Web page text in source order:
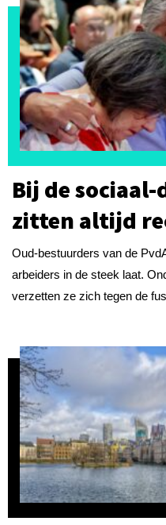
Bij de
zitten altijd
Oud-bestuurders van de
arbeiders in de steek laat.
verzetten ze zich tegen de